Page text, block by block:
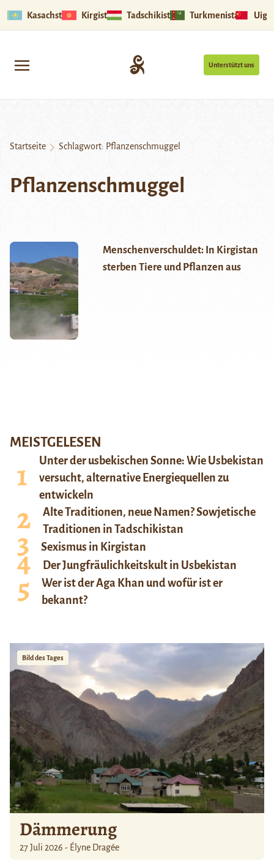
Kasachstan Kirgistan Tadschikistan Turkmenistan
Unterstützt uns
Startseite Schlagwort: Pflanzenschmuggel
Pflanzenschmuggel
Menschenverschuldet: In Kirgistan
sterben Tiere und Pflanzen aus
MEISTGELESEN
Unter der usbekischen Sonne: Wie Usbekistan
versucht, alternative Energiequellen zu
entwickeln
Alte Traditionen, neue Namen? Sowjetische
Traditionen in Tadschikistan
Sexismus in Kirgistan
Der Jungfräulichkeitskult in Usbekistan
Wer ist der Aga Khan und wofür ist er
bekannt?
Bild des Tages
Dämmerung
27 Juli 2026 - Élyne Dragée